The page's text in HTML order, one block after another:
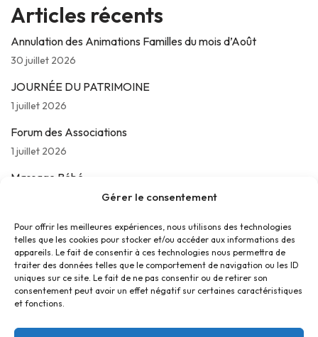
Gérer le consentement
Pour offrir les meilleures expériences, nous utilisons des technologies
telles que les cookies pour stocker et/ou accéder aux informations des
appareils. Le fait de consentir à ces technologies nous permettra de
traiter des données telles que le comportement de navigation ou les ID
uniques sur ce site. Le fait de ne pas consentir ou de retirer son
consentement peut avoir un effet négatif sur certaines caractéristiques
et fonctions.
Articles récents
Annulation des Animations Familles du mois d’Août
30 juillet 2026
JOURNÉE DU PATRIMOINE
1 juillet 2026
Forum des Associations
1 juillet 2026
Massage Bébé
Les jeudis de La Parolière
16 juin 2026